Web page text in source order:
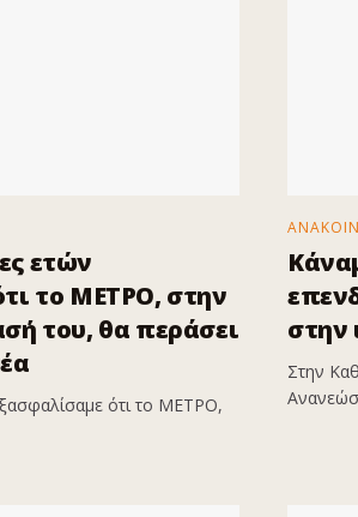
ετών
το ΜΕΤΡΟ, στην
του, θα περάσει
ότι το ΜΕΤΡΟ,
στην
Στην